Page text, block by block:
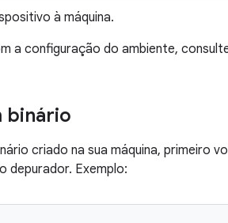
à máquina.
a configuração do ambiente,
binário
criado na sua máquina, primeiro
depurador. Exemplo: